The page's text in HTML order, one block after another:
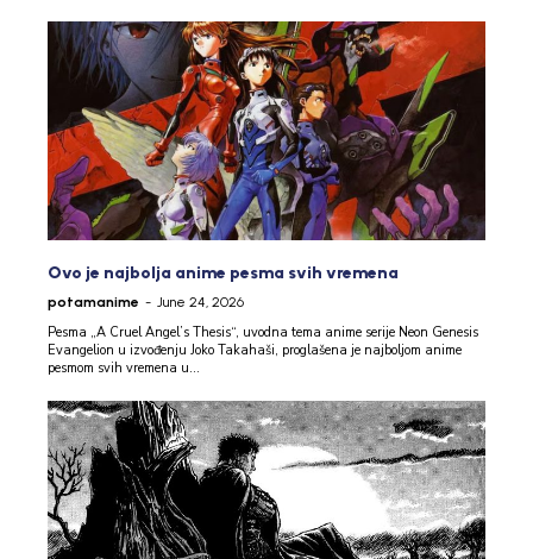
Ovo je najbolja anime pesma svih vremena
potamanime - June 24, 2026
Pesma „A Cruel Angel’s Thesis“, uvodna tema anime serije Neon Genesis
Evangelion u izvođenju Joko Takahaši, proglašena je najboljom anime
pesmom svih vremena u...